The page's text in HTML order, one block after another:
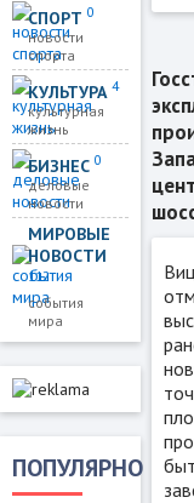
СПОРТ0
новости
спорта
КУЛЬТУРА4
культурная
жизнь
БИЗНЕС0
деловые
новости
МИРОВЫЕ
НОВОСТИ
112
события
мира
ПОПУЛЯРНО